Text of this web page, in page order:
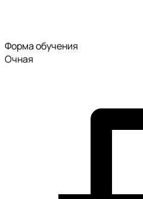
Форма обучения
Очная